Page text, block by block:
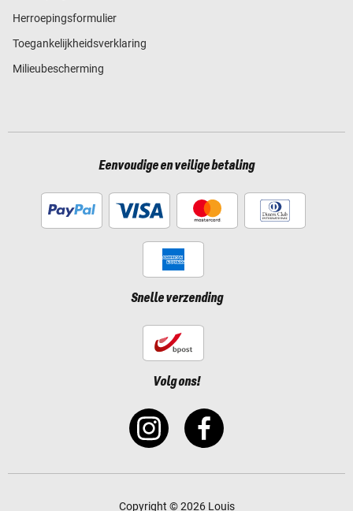
Herroepingsformulier
Toegankelijkheidsverklaring
Milieubescherming
Eenvoudige en veilige betaling
Snelle verzending
Volg ons!
Copyright © 2026 Louis